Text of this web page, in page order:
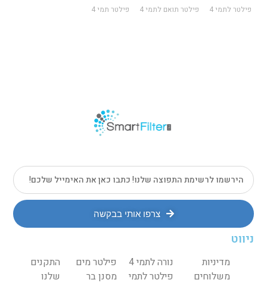
פילטר לתמי 4
פילטר תואם לתמי 4 פילטר תמי 4
צרפו אותי בבקשה
ניווט
מדיניות
משלוחים
נורה לתמי 4
פילטר לתמי
פילטר מים
מסנן בר
התקנים
שלנו